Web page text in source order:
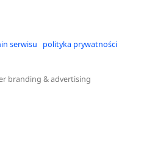
serwisu polityka prywatności
branding & advertising